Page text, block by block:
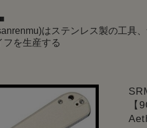
■
はステンレス製の工具
フを生産する
【